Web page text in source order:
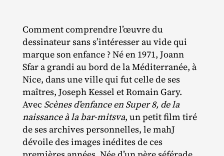
Comment comprendre l’œuvre du
dessinateur sans s’intéresser au vide qui
marque son enfance ? Né en 1971, Joann
Sfar a grandi au bord de la Méditerranée, à
Nice, dans une ville qui fut celle de ses
maîtres, Joseph Kessel et Romain Gary.
Avec Scènes d’enfance en Super 8, de la
naissance à la bar-mitsva, un petit film tiré
de ses archives personnelles, le mahJ
dévoile des images inédites de ces